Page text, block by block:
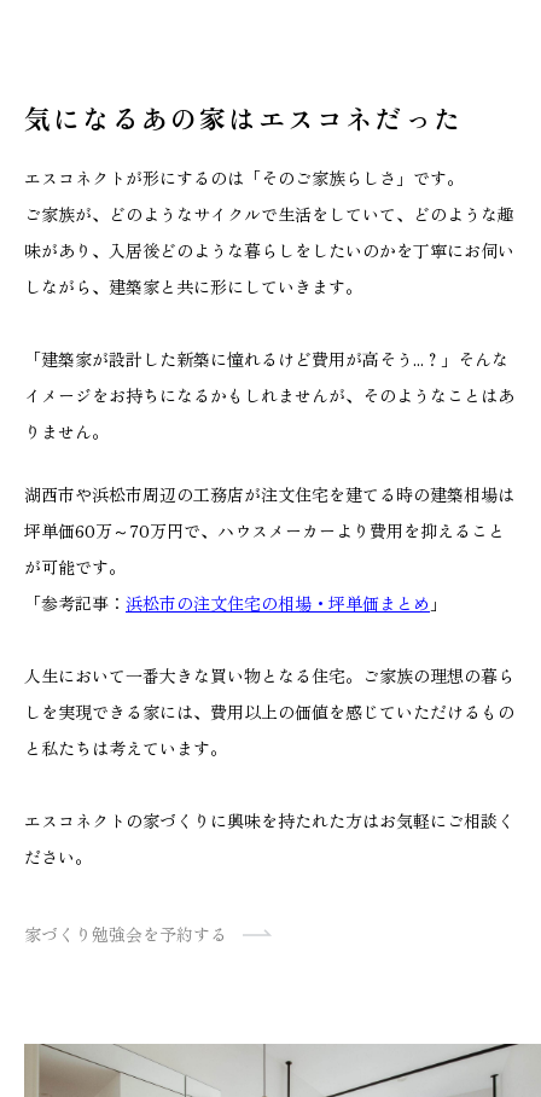
気になるあの家はエスコネだった
エスコネクトが形にするのは「そのご家族らしさ」です。
ご家族が、どのようなサイクルで生活をしていて、どのような趣
味があり、入居後どのような暮らしをしたいのかを丁寧にお伺い
しながら、建築家と共に形にしていきます。
「建築家が設計した新築に憧れるけど費用が高そう...？」そんな
イメージをお持ちになるかもしれませんが、そのようなことはあ
りません。
湖西市や浜松市周辺の工務店が注文住宅を建てる時の建築相場は
坪単価60万～70万円で、ハウスメーカーより費用を抑えること
が可能です。
「参考記事： 浜松市の注文住宅の相場・坪単価まとめ 」
人生において一番大きな買い物となる住宅。ご家族の理想の暮ら
しを実現できる家には、費用以上の価値を感じていただけるもの
と私たちは考えています。
エスコネクトの家づくりに興味を持たれた方はお気軽にご相談く
ださい。
家づくり勉強会を予約する